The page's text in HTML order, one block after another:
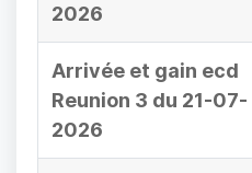
2026
Arrivée et gain ecd
Reunion 3 du 21-07-
2026